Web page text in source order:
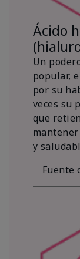
Ácido
Un
popular,
por su
veces su
que
y
Fuente